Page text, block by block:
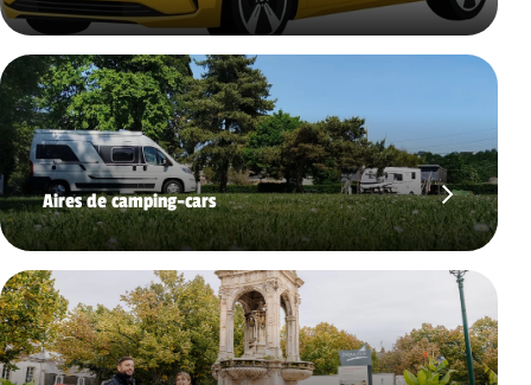
Aires de camping-cars